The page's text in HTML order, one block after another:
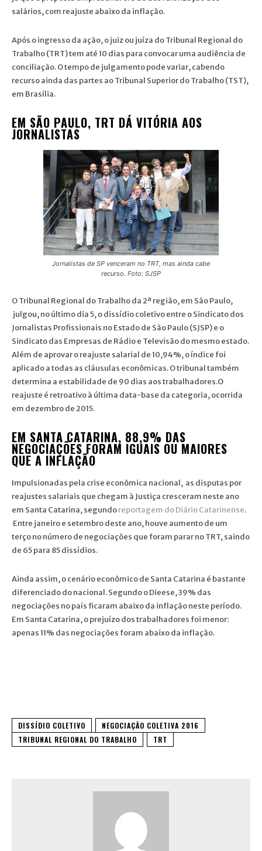
salários, com reajuste abaixo da inflação.
Após o ingresso da ação, o juiz ou juíza do Tribunal Regional do
Trabalho (TRT) tem até 10 dias para convocar uma audiência de
conciliação. O tempo de julgamento pode variar, cabendo
recurso ainda das partes ao Tribunal Superior do Trabalho (TST),
em Brasília.
EM SÃO PAULO, TRT DÁ VITÓRIA AOS
JORNALISTAS
Jornalistas de SP venceram no TRT, mas ainda cabe
recurso. Foto: SJSP
O Tribunal Regional do Trabalho da 2ª região, em São Paulo,
julgou, no último dia 5, o dissídio coletivo entre o Sindicato dos
Jornalistas Profissionais no Estado de São Paulo (SJSP) e o
Sindicato das Empresas de Rádio e Televisão do mesmo estado.
Além de aprovar o reajuste salarial de 10,94%, o índice foi
aplicado a todas as cláusulas econômicas. O tribunal também
determina a estabilidade de 90 dias aos trabalhadores.O
reajuste é retroativo à última data-base da categoria, ocorrida
em dezembro de 2015.
EM SANTA CATARINA, 88,9% DAS
NEGOCIAÇÕES FORAM IGUAIS OU MAIORES
QUE A INFLAÇÃO
Impulsionadas pela crise econômica nacional, as disputas por
reajustes salariais que chegam à Justiça cresceram neste ano
em Santa Catarina, segundoreportagem do Diário Catarinense.
Entre janeiro e setembro deste ano, houve aumento de um
terço no número de negociações que foram parar no TRT, saindo
de 65 para 85 dissídios.
Ainda assim, o cenário econômico de Santa Catarina é bastante
diferenciado do nacional. Segundo o Dieese, 39% das
negociações no país ficaram abaixo da inflação neste período.
Em Santa Catarina, o prejuízo dos trabalhadores foi menor:
apenas 11% das negociações foram abaixo da inflação.
DISSÍDIO COLETIVO
NEGOCIAÇÃO COLETIVA 2016
TRIBUNAL REGIONAL DO TRABALHO
TRT